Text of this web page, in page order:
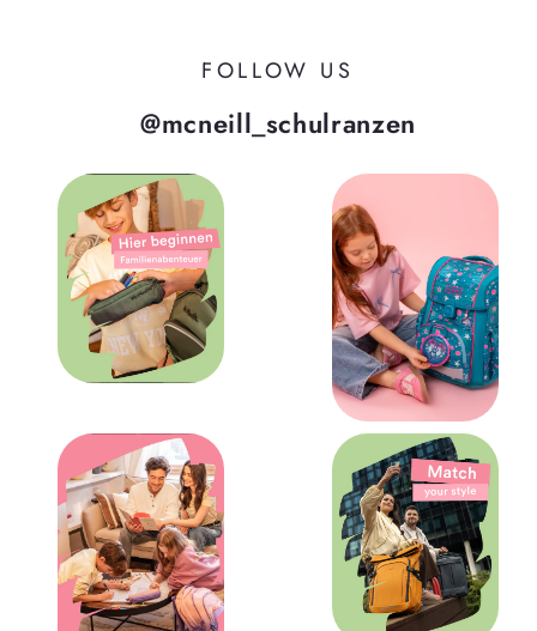
FOLLOW US
@mcneill_schulranzen